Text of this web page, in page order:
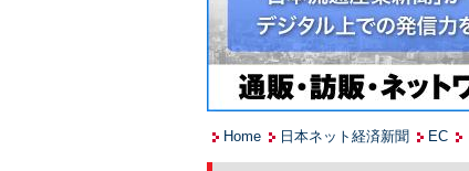
Home 日本ネット経済新聞 EC